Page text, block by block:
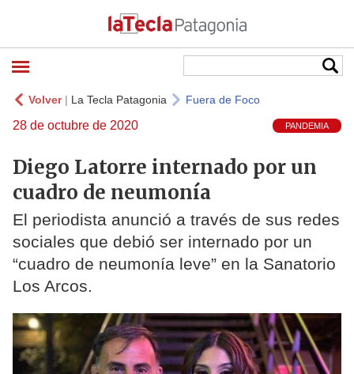
Volver| La Tecla Patagonia Fuera de Foco
28 de octubre de 2020 PANDEMIA
Diego Latorre internado por un
cuadro de neumonía
El periodista anunció a través de sus redes
sociales que debió ser internado por un
“cuadro de neumonía leve” en la Sanatorio
Los Arcos.